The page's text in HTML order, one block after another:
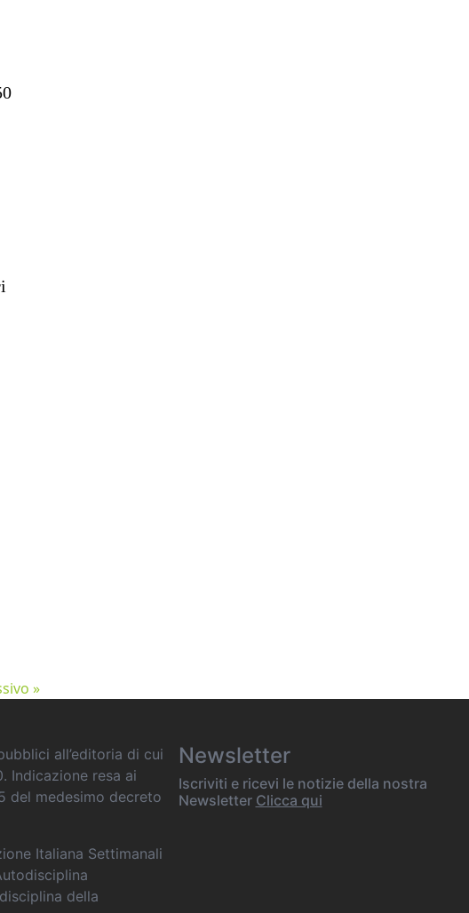
»
all’editoria di cui
Indicazione resa ai
del medesimo decreto
Italiana Settimanali
della
Newsletter
Iscriviti e ricevi le notizie della nostra
Newsletter Clicca qui